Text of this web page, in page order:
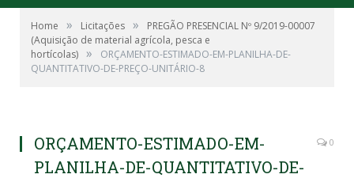
Home » Licitações »
PREGÃO PRESENCIAL Nº 9/2019-00007
(Aquisição de material agrícola, pesca e
hortícolas) »
ORÇAMENTO-ESTIMADO-EM-PLANILHA-DE-
QUANTITATIVO-DE-PREÇO-UNITÁRIO-8
ORÇAMENTO-ESTIMADO-EM-
PLANILHA-DE-QUANTITATIVO-DE-
0